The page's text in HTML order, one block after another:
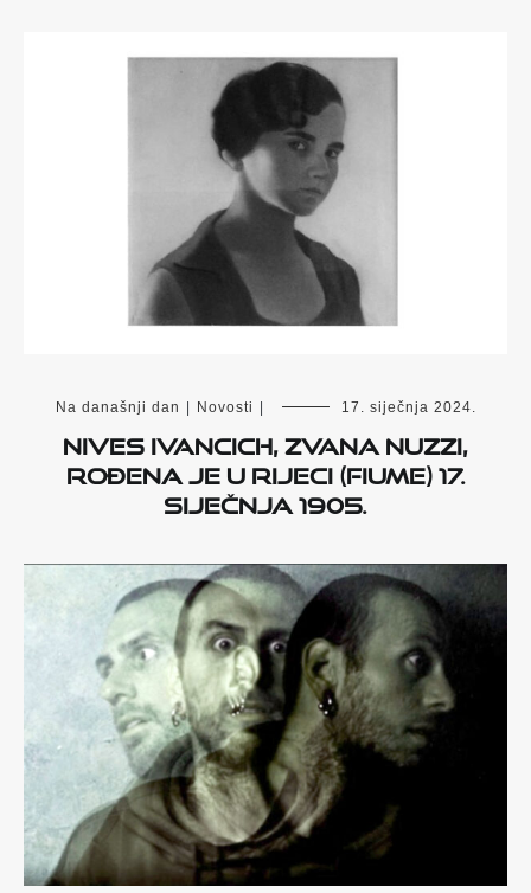
Na današnji dan Novosti 17. siječnja 2024.
Nives Ivancich, zvana Nuzzi,
rođena je u Rijeci (Fiume) 17.
siječnja 1905.